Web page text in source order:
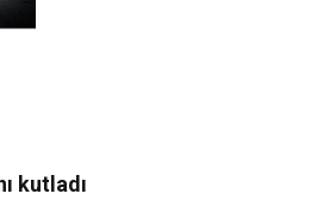
kutladı